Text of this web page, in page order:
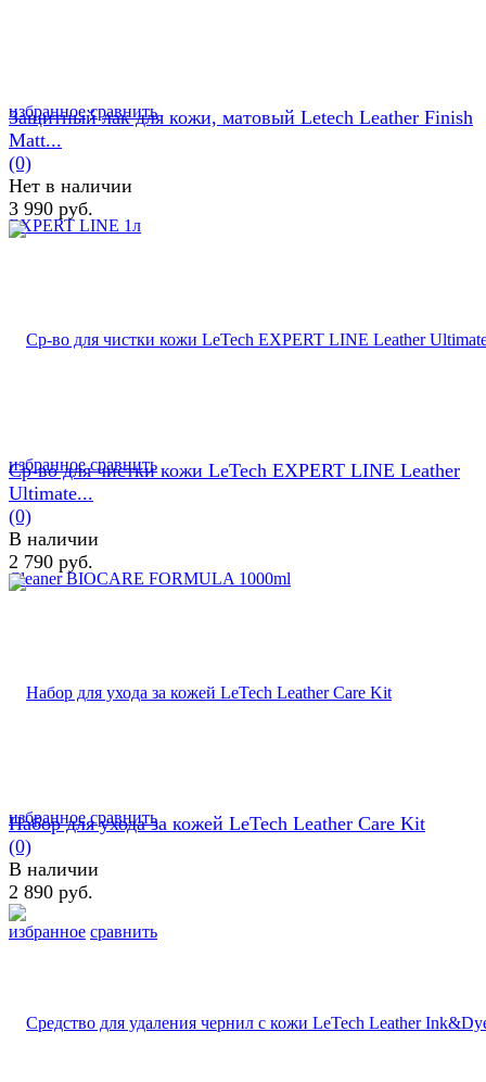
избранное сравнить
избранное сравнить
Защитный лак для кожи, матовый Letech Leather Finish
Matt...
(0)
Нет в наличии
3 990 руб.
избранное сравнить
Ср-во для чистки кожи LeTech EXPERT LINE Leather
Ultimate...
(0)
В наличии
2 790 руб.
избранное сравнить
Набор для ухода за кожей LeTech Leather Care Kit
(0)
В наличии
2 890 руб.